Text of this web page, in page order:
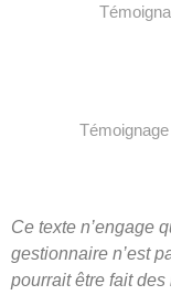
T
T
Ce texte n’engage
gestionnaire n’est
pourrait être fait